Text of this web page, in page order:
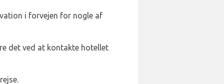
i forvejen for nogle af
det ved at kontakte hotellet